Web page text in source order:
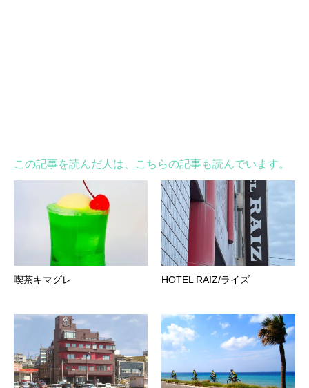
この記事を読んだ人は、こちらの記事も読んでいます。
喫茶キマグレ HOTEL RAIZ/ライズ